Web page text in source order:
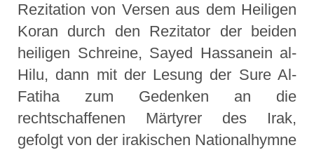
Rezitation von Versen aus dem Heiligen
Koran durch den Rezitator der beiden
heiligen Schreine, Sayed Hassanein al-
Hilu, dann mit der Lesung der Sure Al-
Fatiha zum Gedenken an die
rechtschaffenen Märtyrer des Irak,
gefolgt von der irakischen Nationalhymne